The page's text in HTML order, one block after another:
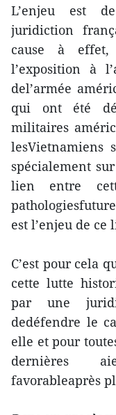
L’enjeu est
juridiction
cause à
l’exposition à
del’armée
qui ont été
militaires
lesVietnamiens
spécialement sur
lien entre
est l’enjeu de ce
C’est pour cela
cette lutte
par une
dedéfendre le
elle et pour
dernières
favorableaprès